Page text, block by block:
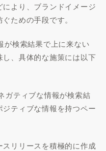
より、ブランドイメージ
ための手段です。
が検索結果で上に来ない
、具体的な施策には以下
ガティブな情報が検索結
ティブな情報を持つペー
リリースを積極的に作成